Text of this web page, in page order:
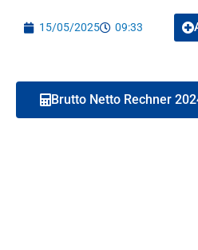
15/05/2025 09:33
Brutto Netto Rechner